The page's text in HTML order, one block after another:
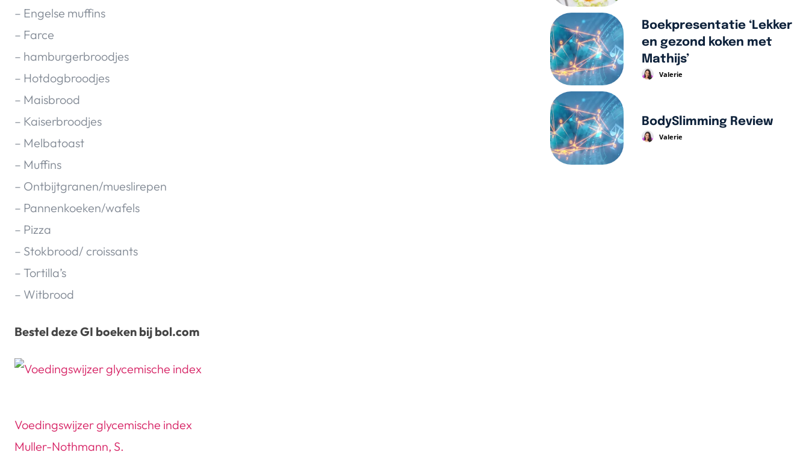
– Engelse muffins
– Farce
– hamburgerbroodjes
– Hotdogbroodjes
– Maisbrood
– Kaiserbroodjes
– Melbatoast
– Muffins
– Ontbijtgranen/mueslirepen
– Pannenkoeken/wafels
– Pizza
– Stokbrood/ croissants
– Tortilla’s
– Witbrood
Bestel deze GI boeken bij bol.com
Voedingswijzer glycemische index
Muller-Nothmann, S.
Boekpresentatie ‘Lekker
en gezond koken met
Mathijs’
Valerie
BodySlimming Review
Valerie